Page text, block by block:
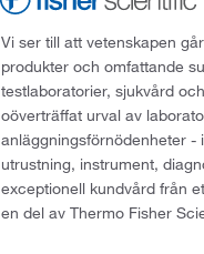
Vi ser till att vetenskapen
produkter och omfattande
testlaboratorier, sjukvård
oöverträffat urval av
anläggningsförnödenheter -
utrustning, instrument,
exceptionell kundvård från
en del av Thermo Fisher